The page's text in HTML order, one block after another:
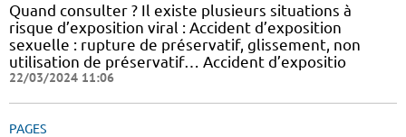
Quand consulter ? Il existe plusieurs situations à
risque d’exposition viral : Accident d’exposition
sexuelle : rupture de préservatif, glissement, non
utilisation de préservatif… Accident d’expositio
22/03/2024 11:06
PAGES